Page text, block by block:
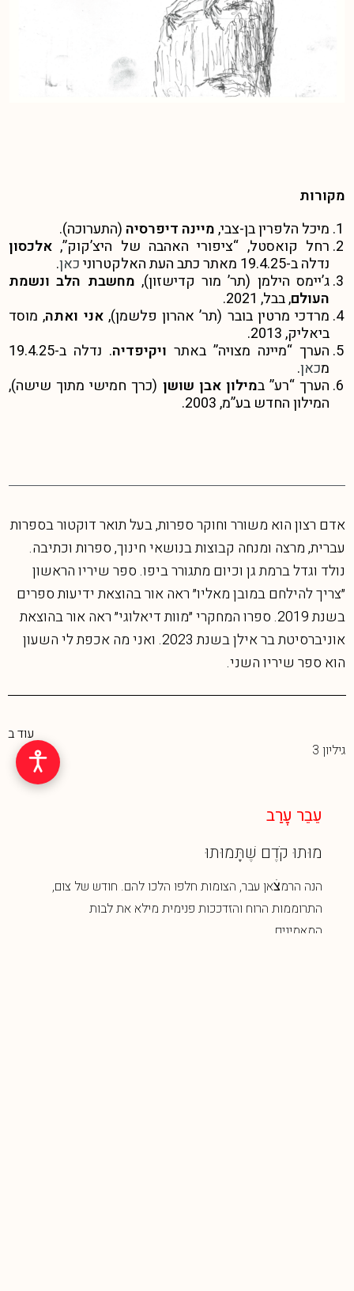
מקורות
מיכל הלפרין בן-צבי,מיינה דיפרסיה (התערוכה).
רחל קואסטל, “ציפורי האהבה של היצ’קוק”, אלכסון
נדלה ב-19.4.25 מאתר כתב העת האלקטרוני
כאן.
ג’יימס הילמן (תר’ מור קדישזון), מחשבת הלב ונשמת
העולם, בבל, 2021.
מרדכי מרטין בובר (תר’ אהרון פלשמן),אני ואתה, מוסד
ביאליק, 2013.
הערך “מיינה מצויה” באתר ויקיפדיה
. נדלה ב-19.4.25
מכאן.
הערך “רע” במילון אבן שושן (כרך חמישי מתוך שישה),
המילון החדש בע”מ, 2003.
אדם רצון הוא משורר וחוקר ספרות, בעל תואר דוקטור בספרות
עברית, מרצה ומנחה קבוצות בנושאי חינוך, ספרות וכתיבה.
נולד וגדל ברמת גן וכיום מתגורר ביפו. ספר שיריו הראשון
״צריך להילחם במובן מאליו״ ראה אור בהוצאת ידיעות ספרים
בשנת 2019. ספרו המחקרי ״מוות דיאלוגי״ ראה אור בהוצאת
אוניברסיטת בר אילן בשנת 2023. ואני מה אכפת לי השעון
הוא ספר שיריו השני.
עוד ב
גיליון 3
עֵבֵר עׇרַב
מוּתוּ קֹדֶם שֶׁתָּמוּתוּ
הנה הרמצׄאן עבר, הצומות חלפו הלכו להם. חודש של צום,
התרוממות הרוח והזדככות פנימית מילא את לבות
המאמינים...